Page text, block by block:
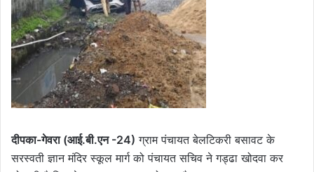
दीपका-गेवरा (आई.बी.एन -24) ग्राम पंचायत बेलटिकरी बसावट के
सरस्वती ज्ञान मंदिर स्कूल मार्ग को पंचायत सचिव ने गड्ढा खोदवा कर